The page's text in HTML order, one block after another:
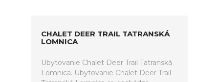
CHALET DEER TRAIL TATRANSKÁ
LOMNICA
Ubytovanie Chalet Deer Trail Tatranská
Lomnica. Ubytovanie Chalet Deer Trail